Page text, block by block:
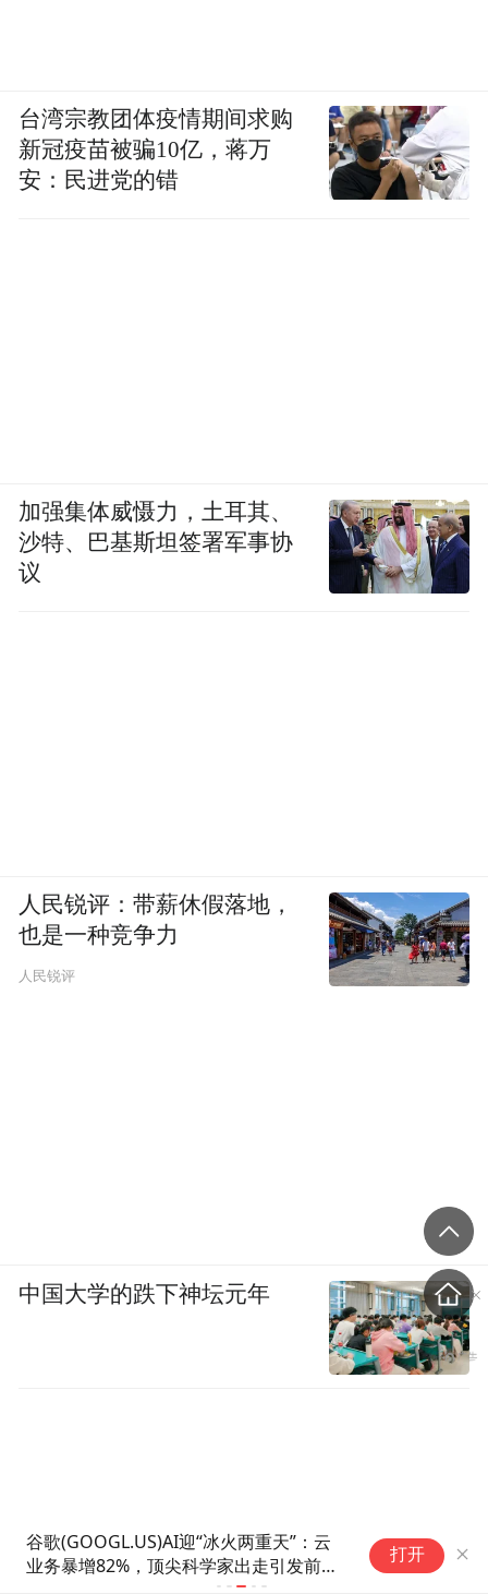
谷歌(GOOGL.US)AI迎“冰火两重天”：云
业务暴增82%，顶尖科学家出走引发前沿
打开
台湾宗教团体疫情期间求购
新冠疫苗被骗10亿，蒋万
安：民进党的错
加强集体威慑力，土耳其、
沙特、巴基斯坦签署军事协
议
人民锐评：带薪休假落地，
也是一种竞争力
人民锐评
中国大学的跌下神坛元年